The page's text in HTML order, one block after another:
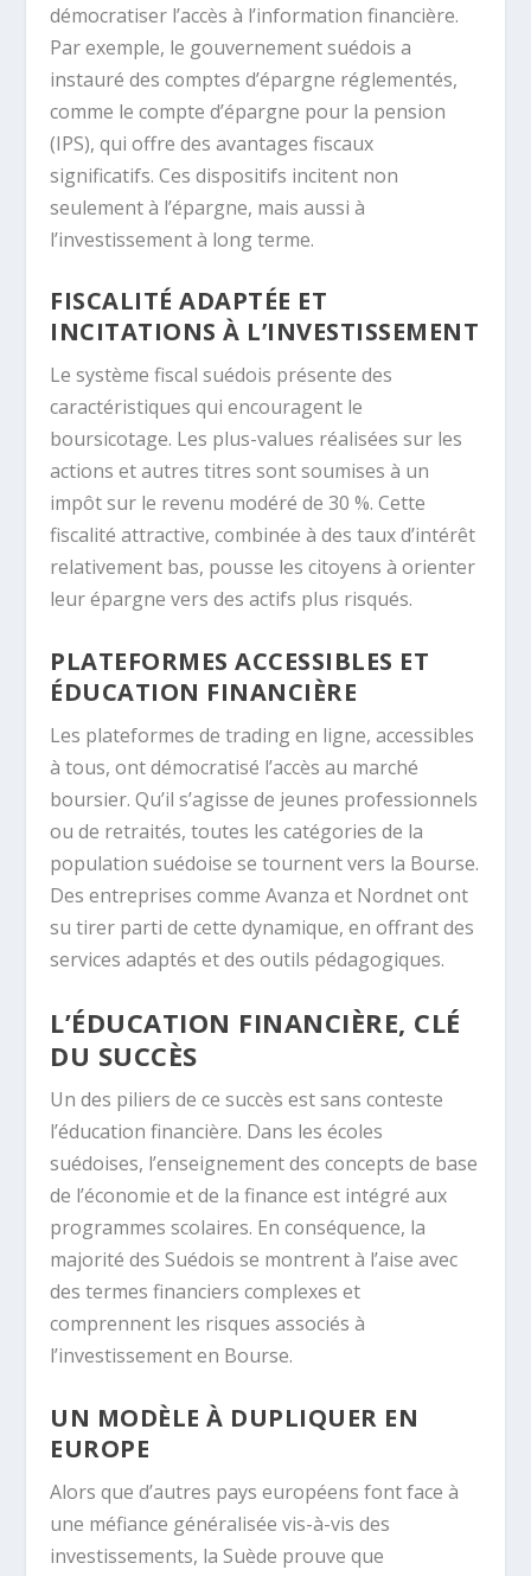
démocratiser l’accès à l’information financière.
Par exemple, le gouvernement suédois a
instauré des comptes d’épargne réglementés,
comme le compte d’épargne pour la pension
(IPS), qui offre des avantages fiscaux
significatifs. Ces dispositifs incitent non
seulement à l’épargne, mais aussi à
l’investissement à long terme.
FISCALITÉ ADAPTÉE ET
INCITATIONS À L’INVESTISSEMENT
Le système fiscal suédois présente des
caractéristiques qui encouragent le
boursicotage. Les plus-values réalisées sur les
actions et autres titres sont soumises à un
impôt sur le revenu modéré de 30 %. Cette
fiscalité attractive, combinée à des taux d’intérêt
relativement bas, pousse les citoyens à orienter
leur épargne vers des actifs plus risqués.
PLATEFORMES ACCESSIBLES ET
ÉDUCATION FINANCIÈRE
Les plateformes de trading en ligne, accessibles
à tous, ont démocratisé l’accès au marché
boursier. Qu’il s’agisse de jeunes professionnels
ou de retraités, toutes les catégories de la
population suédoise se tournent vers la Bourse.
Des entreprises comme Avanza et Nordnet ont
su tirer parti de cette dynamique, en offrant des
services adaptés et des outils pédagogiques.
L’ÉDUCATION FINANCIÈRE, CLÉ
DU SUCCÈS
Un des piliers de ce succès est sans conteste
l’éducation financière. Dans les écoles
suédoises, l’enseignement des concepts de base
de l’économie et de la finance est intégré aux
programmes scolaires. En conséquence, la
majorité des Suédois se montrent à l’aise avec
des termes financiers complexes et
comprennent les risques associés à
l’investissement en Bourse.
UN MODÈLE À DUPLIQUER EN
EUROPE
Alors que d’autres pays européens font face à
une méfiance généralisée vis-à-vis des
investissements, la Suède prouve que